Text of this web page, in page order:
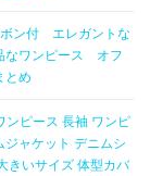
ン付 エレガントな
ワンピース オフ
とめ
ンピース 長袖 ワンピ
ャケット デニムシ
きいサイズ 体型カバ